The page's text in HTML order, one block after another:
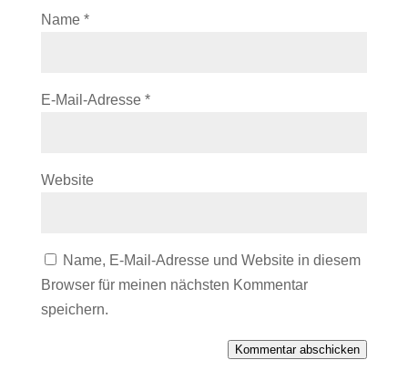
Name *
E-Mail-Adresse *
Website
Name, E-Mail-Adresse und Website in diesem
Browser für meinen nächsten Kommentar
speichern.
Kommentar abschicken